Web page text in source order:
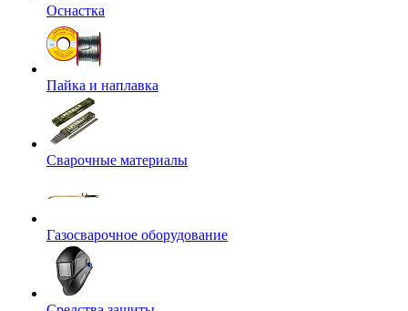
Оснастка
Пайка и наплавка
Сварочные материалы
Газосварочное оборудование